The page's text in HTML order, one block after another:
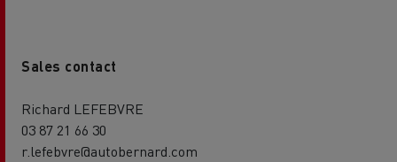
Sales contact
Richard LEFEBVRE
03 87 21 66 30
r.lefebvre@autobernard.com